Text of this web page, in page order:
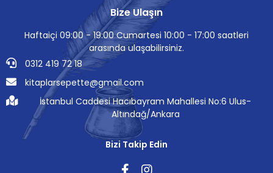
Bize Ulaşın
Haftaiçi 09:00 - 19:00 Cumartesi 10:00 - 17:00 saatleri
arasında ulaşabilirsiniz.
0312 419 72 18
kitaplarsepette@gmail.com
İstanbul Caddesi Hacıbayram Mahallesi No:6 Ulus-
Altındağ/Ankara
Bizi Takip Edin